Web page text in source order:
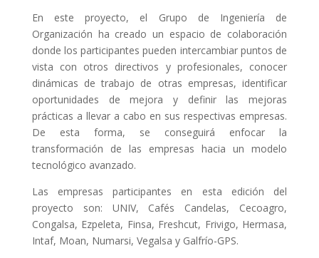
En este proyecto, el Grupo de Ingeniería de
Organización ha creado un espacio de colaboración
donde los participantes pueden intercambiar puntos de
vista con otros directivos y profesionales, conocer
dinámicas de trabajo de otras empresas, identificar
oportunidades de mejora y definir las mejoras
prácticas a llevar a cabo en sus respectivas empresas.
De esta forma, se conseguirá enfocar la
transformación de las empresas hacia un modelo
tecnológico avanzado.
Las empresas participantes en esta edición del
proyecto son: UNIV, Cafés Candelas, Cecoagro,
Congalsa, Ezpeleta, Finsa, Freshcut, Frivigo, Hermasa,
Intaf, Moan, Numarsi, Vegalsa y Galfrío-GPS.